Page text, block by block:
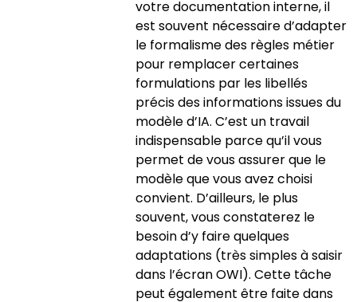
votre documentation interne, il
est souvent nécessaire d’adapter
le formalisme des règles métier
pour remplacer certaines
formulations par les libellés
précis des informations issues du
modèle d’IA. C’est un travail
indispensable parce qu’il vous
permet de vous assurer que le
modèle que vous avez choisi
convient. D’ailleurs, le plus
souvent, vous constaterez le
besoin d’y faire quelques
adaptations (très simples à saisir
dans l’écran OWI). Cette tâche
peut également être faite dans